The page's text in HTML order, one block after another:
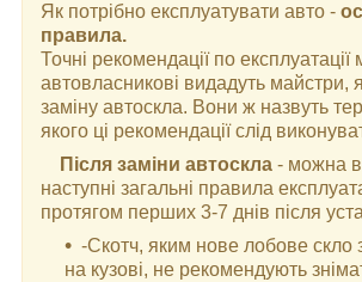
Як потрібно експлуатувати авто -
правила.
Точні рекомендації по
автовласникові видадуть майстри,
заміну автоскла. Вони ж назвуть
якого ці рекомендації слід
Після заміни автоскла - можна
наступні загальні правила
протягом перших 3-7 днів після
-Скотч, яким нове лобове скло
на кузові, не рекомендують